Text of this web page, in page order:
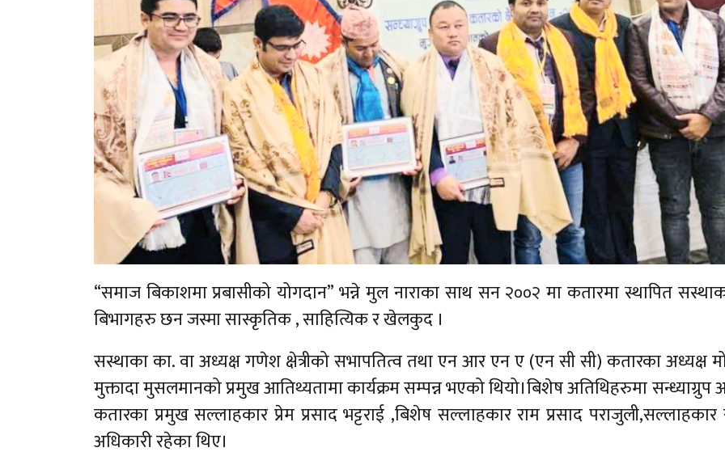
“समाज बिकाशमा प्रबासीको योगदान” भन्ने मुल नाराका साथ सन २००२ मा कतारमा स्थापित
बिभागहरु छन जस्मा सास्कृतिक , साहित्यिक र खेलकुद ।
सस्थाका का. वा अध्यक्ष गणेश क्षेत्रीको सभापतित्व तथा एन आर एन ए (एन सी सी) कतारका अध्यक्ष
मुक्तादा मुसलमानको प्रमुख आतिथ्यतामा कार्यक्रम सम्पन्न भएको थियो।बिशेष अतिथिहरुमा सन्ध्याग्रुप
कतारका प्रमुख सल्लाहकार प्रेम प्रसाद भट्टराई ,बिशेष सल्लाहकार राम प्रसाद पराजुली,सल्लाहकार
अधिकारी रहेका थिए।